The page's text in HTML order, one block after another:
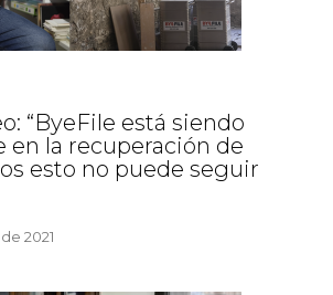
“ByeFile está siendo
en la recuperación de
esto no puede seguir
2021